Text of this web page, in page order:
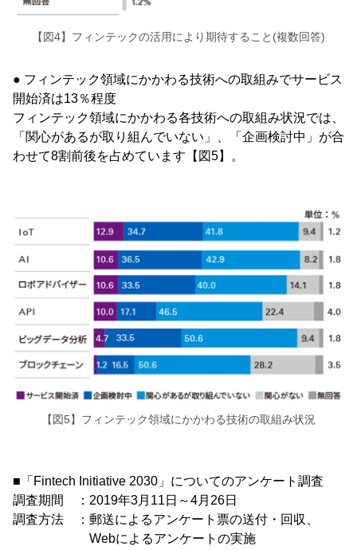
【図4】フィンテックの活用により期待すること(複数回答)
● フィンテック領域にかかわる技術への取組みでサービス
開始済は13％程度
フィンテック領域にかかわる各技術への取組み状況では、
「関心があるが取り組んでいない」、「企画検討中」が合
わせて8割前後を占めています【図5】。
【図5】フィンテック領域にかかわる技術の取組み状況
■「Fintech Initiative 2030」についてのアンケート調査
調査期間 ：2019年3月11日～4月26日
調査方法 ：郵送によるアンケート票の送付・回収、
Webによるアンケートの実施